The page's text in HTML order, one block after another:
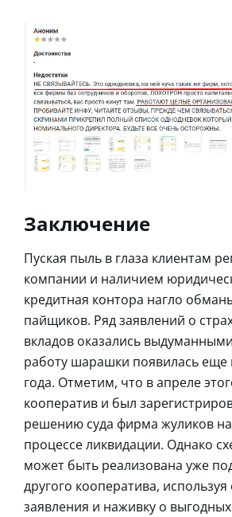
Заключение
Пуская пыль в глаза клиентам
компании и наличием
кредитная контора нагло
пайщиков. Ряд заявлений о
вкладов оказались
работу шарашки появилась еще
года. Отметим, что в апреле
кооператив и был
решению суда фирма жуликов
процессе ликвидации. Однако
может быть реализована уже
другого кооператива,
заявления и наживку о